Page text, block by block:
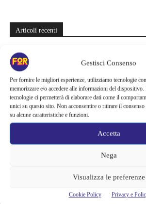
Gestisci Consenso
Per fornire le migliori esperienze, utilizziamo tecnologie
memorizzare e/o accedere alle informazioni del dispositivo.
tecnologie ci permetterà di elaborare dati come il
unici su questo sito. Non acconsentire o ritirare il
su alcune caratteristiche e funzioni.
Accetta
Nega
Visualizza le preferenze
Cookie Policy Privacy e
Articoli recenti
immagini: cosa anticipano sulla nuova stagione
Ready Player Two torna a dare segnali di vita |
lavoro sul sequel: cosa manca per far partire il
Sky e NOW svelano le uscite di agosto 2026 |
documentari in arrivo: i titoli da non perdere
accordo: il dubbio che divide Hollywood